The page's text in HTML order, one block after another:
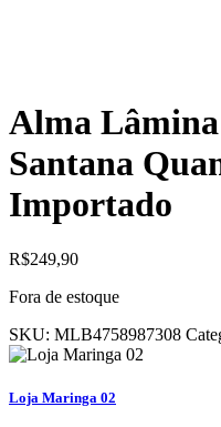
Alma
Santana
Importado
R$249,90
Fora de estoque
SKU: MLB4758987308
Loja Maringa 02